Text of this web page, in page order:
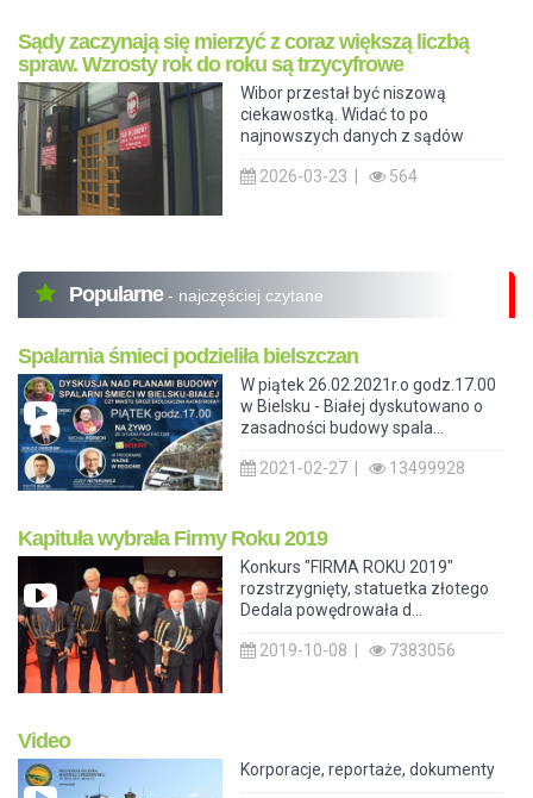
Sądy zaczynają się mierzyć z coraz większą liczbą
spraw. Wzrosty rok do roku są trzycyfrowe
Wibor przestał być niszową
ciekawostką. Widać to po
najnowszych danych z sądów
2026-03-23 | 564
Popularne - najczęściej czytane
Spalarnia śmieci podzieliła bielszczan
W piątek 26.02.2021r.o godz.17.00
w Bielsku - Białej dyskutowano o
zasadności budowy spala...
2021-02-27 | 13499928
Kapituła wybrała Firmy Roku 2019
Konkurs "FIRMA ROKU 2019"
rozstrzygnięty, statuetka złotego
Dedala powędrowała d...
2019-10-08 | 7383056
Video
Korporacje, reportaże, dokumenty